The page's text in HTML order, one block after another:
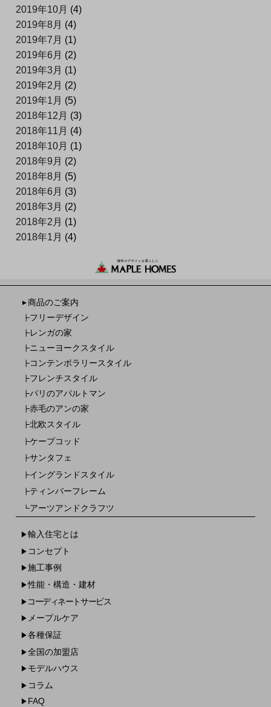
2019年10月 (4)
2019年8月 (4)
2019年7月 (1)
2019年6月 (2)
2019年3月 (1)
2019年2月 (2)
2019年1月 (5)
2018年12月 (3)
2018年11月 (4)
2018年10月 (1)
2018年9月 (2)
2018年8月 (5)
2018年6月 (3)
2018年3月 (2)
2018年2月 (1)
2018年1月 (4)
▼ 商品のご案内
┣フリーデザイン
┣レンガの家
┣ニューヨークスタイル
┣コンテンポラリースタイル
┣フレンチスタイル
┣パリのアパルトマン
┣赤毛のアンの家
┣北欧スタイル
┣ケープコッド
┣サンタフェ
┣イングランドスタイル
┣ティンバーフレーム
┗アーツアンドクラフツ
▶輸入住宅とは
▶ コンセプト
▶施工事例
▶性能・構造・建材
▶ コーディネートサービス
▶ メープルケア
▶各種保証
▶全国の加盟店
▶ モデルハウス
▶ コラム
▶ FAQ